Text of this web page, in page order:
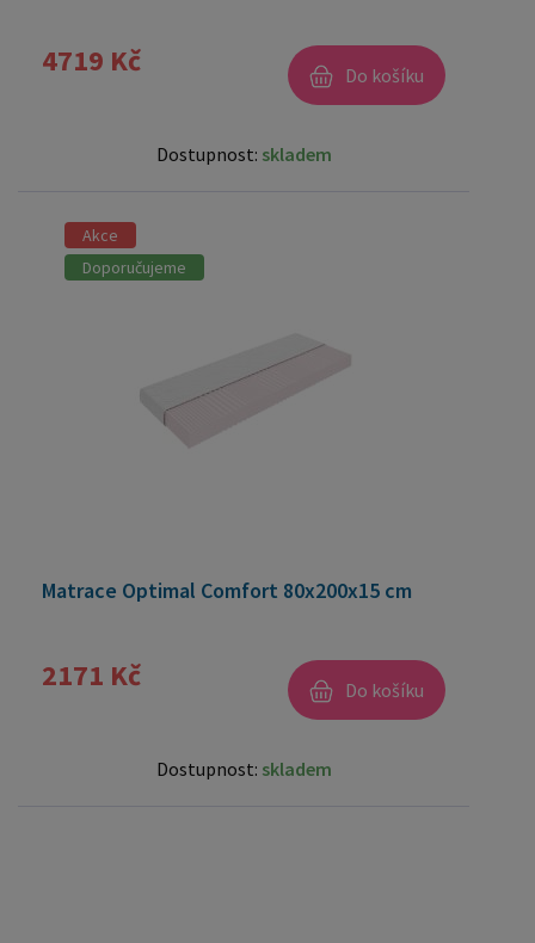
4719 Kč Do košíku
Dostupnost: skladem
Akce
Doporučujeme
Matrace Optimal Comfort 80x200x15 cm
2171 Kč Do košíku
Dostupnost: skladem